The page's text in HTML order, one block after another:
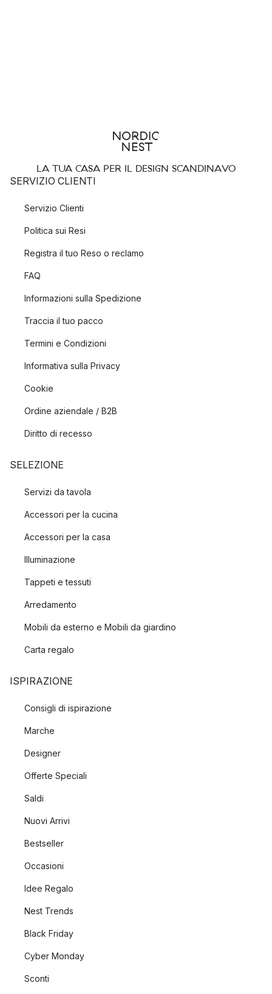
LA TUA CASA PER IL DESIGN SCANDINAVO
SERVIZIO CLIENTI
Servizio Clienti
Politica sui Resi
Registra il tuo Reso o reclamo
FAQ
Informazioni sulla Spedizione
Traccia il tuo pacco
Termini e Condizioni
Informativa sulla Privacy
Cookie
Ordine aziendale / B2B
Diritto di recesso
SELEZIONE
Servizi da tavola
Accessori per la cucina
Accessori per la casa
Illuminazione
Tappeti e tessuti
Arredamento
Mobili da esterno e Mobili da giardino
Carta regalo
ISPIRAZIONE
Consigli di ispirazione
Marche
Designer
Offerte Speciali
Saldi
Nuovi Arrivi
Bestseller
Occasioni
Idee Regalo
Nest Trends
Black Friday
Cyber Monday
Sconti